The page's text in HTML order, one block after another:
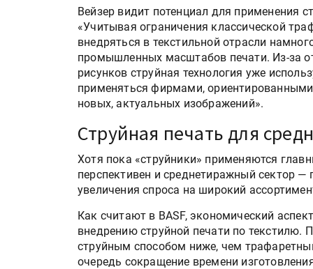
Вейзер видит потенциал для применения
«Учитывая ограничения классической
внедряться в текстильной отрасли
промышленных масштабов печати. Из-за
рисунков струйная технология уже
применяться фирмами,
новых, актуальных изображений».
Струйная печать для
Хотя пока «струйники» применяются
перспективен и среднетиражный сектор
увеличения спроса на широкий
Как считают в BASF, экономический
внедрению струйной печати по текстилю.
струйным способом ниже, чем
очередь сокращение времени
Росприроднадзор
«Калькулятор утилизации»